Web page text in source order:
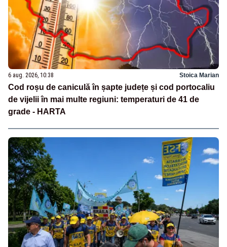
6 aug. 2026, 10:38 Stoica Marian
Cod roșu de caniculă în șapte județe și cod portocaliu
de vijelii în mai multe regiuni: temperaturi de 41 de
grade - HARTA